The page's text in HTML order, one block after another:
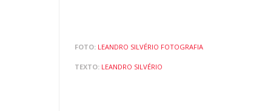
FOTO: LEANDRO SILVÉRIO FOTOGRAFIA
TEXTO: LEANDRO SILVÉRIO